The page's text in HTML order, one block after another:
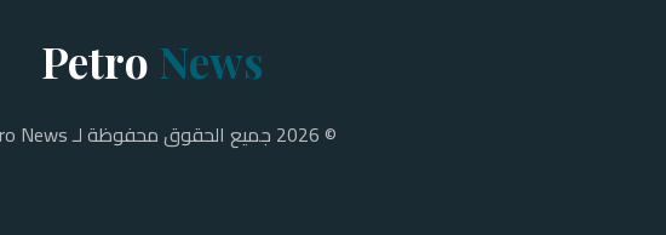
Petro News
© 2026 جميع الحقوق محفوظة لـ Petro News